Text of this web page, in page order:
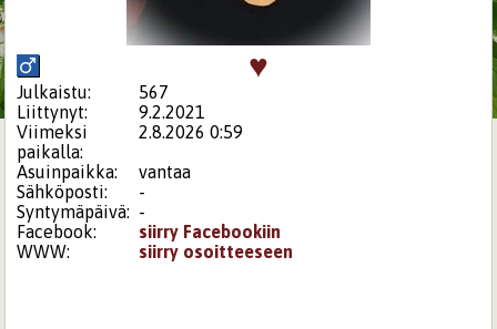
♥
Julkaistu:
567
Liittynyt:
9.2.2021
Viimeksi
paikalla:
2.8.2026 0:59
Asuinpaikka:
vantaa
Sähköposti:
-
Syntymäpäivä: -
Facebook:
siirry Facebookiin
WWW:
siirry osoitteeseen